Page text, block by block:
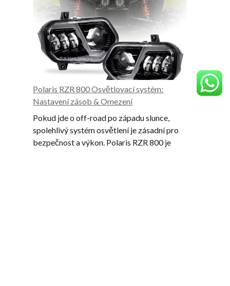
Tundra
roky
k
cílení
a
vyhnout
se
Polaris RZR 800 Osvětlovací systém:
Nastavení zásob & Omezení
Pokud jde o off-road po západu slunce,
spolehlivý systém osvětlení je zásadní pro
bezpečnost a výkon. Polaris RZR 800 je